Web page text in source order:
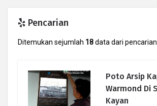
Pencarian
Ditemukan sejumlah 18data dari
Poto Arsip
Warmond Di
Kayan